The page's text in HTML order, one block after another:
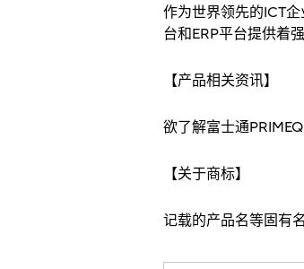
作为世界领先的ICT
台和ERP平台提供着
【产品相关资讯】
欲了解富士通
【关于商标】
记载的产品名等固有